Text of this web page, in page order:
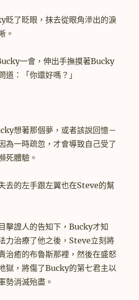
眨了眨眼，抹去從眼角滲出的淚
。
一會，伸出手撫摸著Bucky
道：「你還好嗎？」
想著那個夢，或者該說回憶－
為一時疏忽，才會導致自己受了
死體驗。
去的左手跟左翼也在Steve的幫
擊證人的告知下，Bucky才知
力治療了他之後，Steve立刻將
治癒的布魯斯那裡，然後在盛怒
獄，將傷了Bucky的第七君主以
勢消滅殆盡。